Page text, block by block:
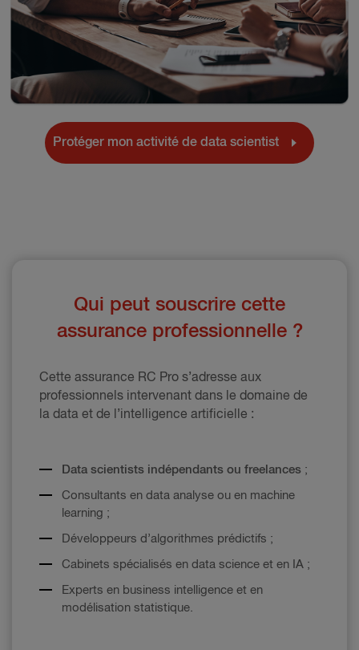
Protéger mon activité de data scientist
Qui peut souscrire cette
assurance professionnelle ?
Cette assurance RC Pro s’adresse aux
professionnels intervenant dans le domaine de
la data et de l’intelligence artificielle :
Data scientists indépendants ou freelances ;
Consultants en data analyse ou en machine
learning ;
Développeurs d’algorithmes prédictifs ;
Cabinets spécialisés en data science et en IA ;
Experts en business intelligence et en
modélisation statistique.